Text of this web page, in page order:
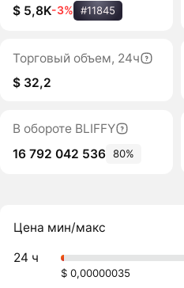
$ 5,8K-3% #11845
Торговый объем, 24ч
$ 32,2
В обороте BLIFFY
16 792 042 536 80%
Цена мин/макс
24 ч
$ 0,00000035